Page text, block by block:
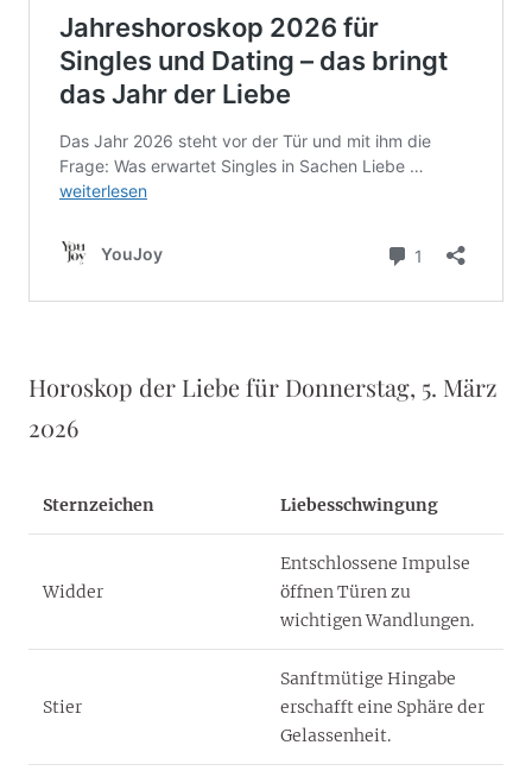
Horoskop der Liebe für Donnerstag, 5. März
2026
Sternzeichen Liebesschwingung
Widder
Entschlossene Impulse
öffnen Türen zu
wichtigen Wandlungen.
Stier
Sanftmütige Hingabe
erschafft eine Sphäre der
Gelassenheit.